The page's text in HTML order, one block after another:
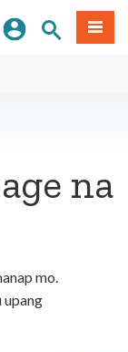
Mag-sign InMenu
na
mo.
upang